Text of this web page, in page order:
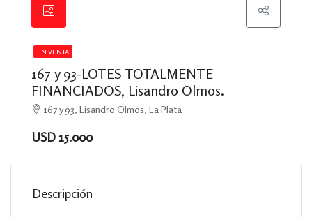
EN VENTA
167 y 93-LOTES TOTALMENTE
FINANCIADOS, Lisandro Olmos.
167 y 93, Lisandro Olmos, La Plata
USD 15.000
Descripción